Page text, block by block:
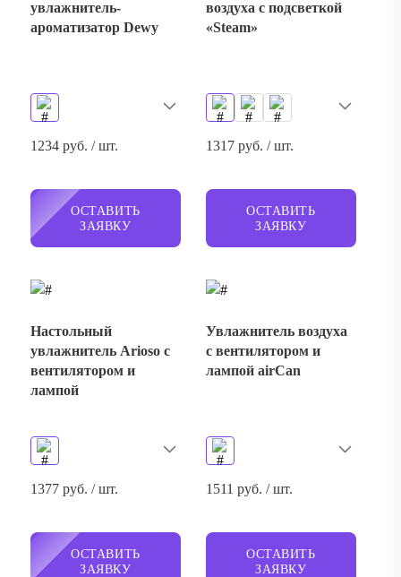
увлажнитель-
ароматизатор Dewy
1234 руб. / шт.
ОСТАВИТЬ
ЗАЯВКУ
воздуха с подсветкой
«Steam»
1317 руб. / шт.
ОСТАВИТЬ
ЗАЯВКУ
Настольный
увлажнитель Arioso с
вентилятором и
лампой
1377 руб. / шт.
ОСТАВИТЬ
ЗАЯВКУ
Увлажнитель воздуха
с вентилятором и
лампой airCan
1511 руб. / шт.
ОСТАВИТЬ
ЗАЯВКУ